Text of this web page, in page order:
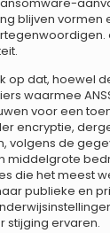
blijven vormen
op dat, hoewel
waarmee
voor een
encryptie,
volgens de
middelgrote
die het meest
publieke en
ervaren.